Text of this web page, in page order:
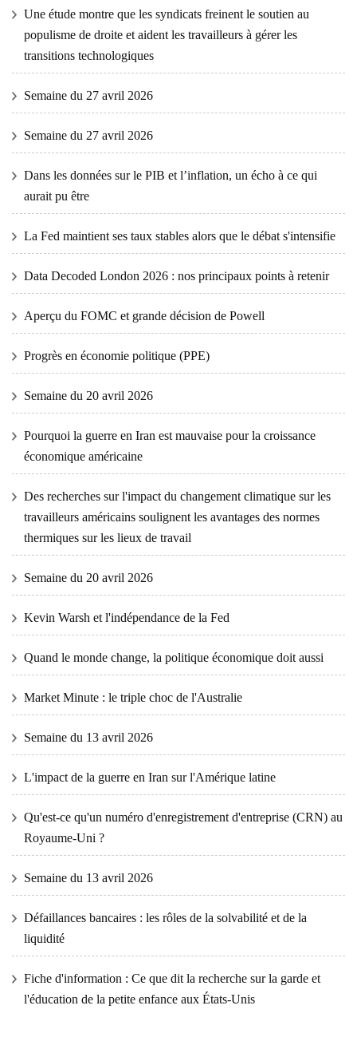
Une étude montre que les syndicats freinent le soutien au
populisme de droite et aident les travailleurs à gérer les
transitions technologiques
Semaine du 27 avril 2026
Semaine du 27 avril 2026
Dans les données sur le PIB et l’inflation, un écho à ce qui
aurait pu être
La Fed maintient ses taux stables alors que le débat s'intensifie
Data Decoded London 2026 : nos principaux points à retenir
Aperçu du FOMC et grande décision de Powell
Progrès en économie politique (PPE)
Semaine du 20 avril 2026
Pourquoi la guerre en Iran est mauvaise pour la croissance
économique américaine
Des recherches sur l'impact du changement climatique sur les
travailleurs américains soulignent les avantages des normes
thermiques sur les lieux de travail
Semaine du 20 avril 2026
Kevin Warsh et l'indépendance de la Fed
Quand le monde change, la politique économique doit aussi
Market Minute : le triple choc de l'Australie
Semaine du 13 avril 2026
L'impact de la guerre en Iran sur l'Amérique latine
Qu'est-ce qu'un numéro d'enregistrement d'entreprise (CRN) au
Royaume-Uni ?
Semaine du 13 avril 2026
Défaillances bancaires : les rôles de la solvabilité et de la
liquidité
Fiche d'information : Ce que dit la recherche sur la garde et
l'éducation de la petite enfance aux États-Unis